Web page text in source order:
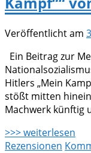
Veröffentlicht am
Ein Beitrag zur
Hitlers „Mein
stößt mitten
Machwerk künftig
>>> weiterlesen
Rezensionen